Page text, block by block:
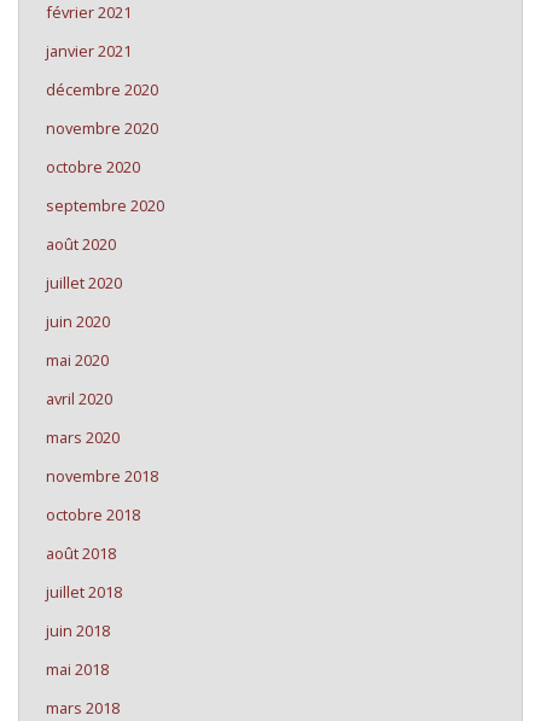
février 2021
janvier 2021
décembre 2020
novembre 2020
octobre 2020
septembre 2020
août 2020
juillet 2020
juin 2020
mai 2020
avril 2020
mars 2020
novembre 2018
octobre 2018
août 2018
juillet 2018
juin 2018
mai 2018
mars 2018